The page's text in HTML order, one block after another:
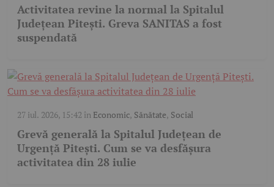
Activitatea revine la normal la Spitalul
Județean Pitești. Greva SANITAS a fost
suspendată
27 iul. 2026, 15:42 în Economic, Sănătate, Social
Grevă generală la Spitalul Județean de
Urgență Pitești. Cum se va desfășura
activitatea din 28 iulie